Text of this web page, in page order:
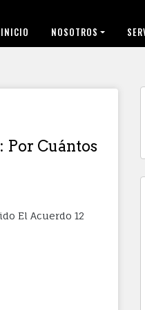
INICIO NOSOTROS
Por Cuántos
El Acuerdo 12